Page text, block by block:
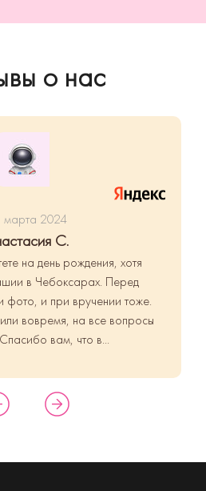
о нас
марта 2024
С.
на день рождения, хотя
в Чебоксарах. Перед
фото, и при вручении тоже.
вовремя, на все вопросы
вам, что в...